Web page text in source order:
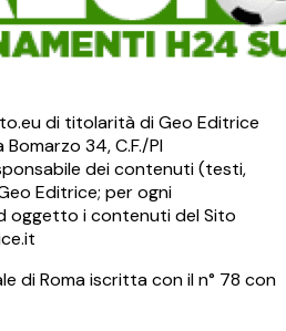
di titolarità di Geo Editrice
Bomarzo 34, C.F./PI
dei contenuti (testi,
Editrice; per ogni
oggetto i contenuti del Sito
di Roma iscritta con il n° 78 con